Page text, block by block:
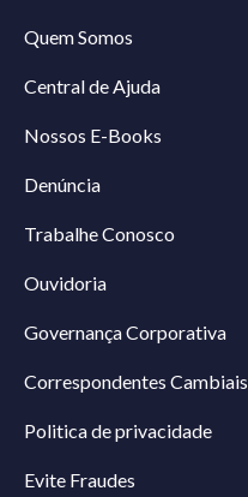
Quem Somos
Central de Ajuda
Nossos E-Books
Denúncia
Trabalhe Conosco
Ouvidoria
Governança Corporativa
Correspondentes Cambiais
Politica de privacidade
Evite Fraudes